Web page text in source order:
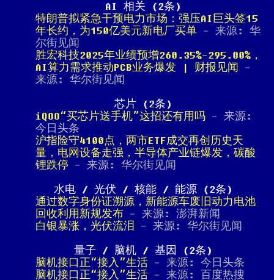
AI 相关 (2条)
特朗普拟紧急干预电力市场：强压AI巨头签15
年长约，为150亿美元新电厂买单 - 来源: 华
尔街见闻
胜宏科技2025年业绩预增260.35%-295.00%，
AI算力需求推动PCB业务爆发 | 财报见闻
-
来源: 华尔街见闻
芯片 (2条)
iQOO“买芯片送手机”这招还有用吗 - 来源:
今日头条
沪指险守4100点，两市ETF成交再创历史天
量，电网设备走强，半导体产业链爆发，碳酸
锂跌停 - 来源: 华尔街见闻
水电 / 光伏 / 核能 / 能源 (2条)
通过数字身份证溯源，新能源车废旧动力电池
回收利用新规发布 - 来源: 澎湃新闻
白银暴涨，光伏流泪
- 来源: 华尔街见闻
量子 / 脑机 / 基因 (2条)
脑机接口正“接入”生活 - 来源: 今日头条
脑机接口正“接入”生活 - 来源: 百度热搜